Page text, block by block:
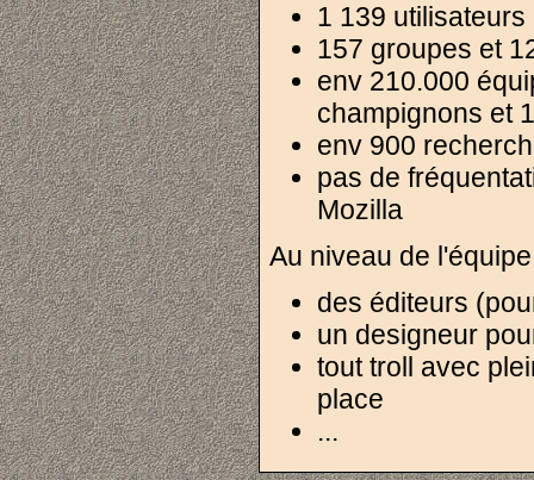
1 139 utilisateurs
157 groupes et
env 210.000
champignons et
env 900
pas de
Mozilla
Au niveau de
des éditeurs
un designeur
tout troll avec
place
...